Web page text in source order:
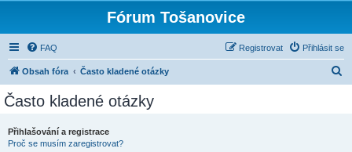
Fórum Tošanovice
FAQ Přihlásit se
Registrovat
Obsah fóra Často kladené otázky
Často kladené otázky
Přihlašování a registrace
Proč se musím zaregistrovat?